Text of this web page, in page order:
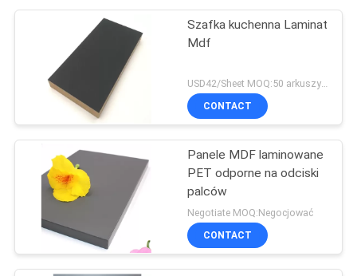
Szafka kuchenna Laminat
Mdf
CONTACT
Panele MDF laminowane
PET odporne na odciski
palców
Negotiate MOQ:Negocjować
CONTACT